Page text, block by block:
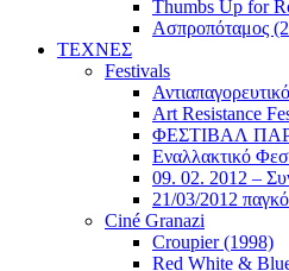
Thumbs Up for
Ασπροπόταμος
ΤΕΧΝΕΣ
Festivals
Art Resistance
ΦΕΣΤΙΒΑΛ
Εναλλακτικό
09. 02. 2012 –
21/03/2012
Ciné Granazi
Croupier (1998)
Red White &